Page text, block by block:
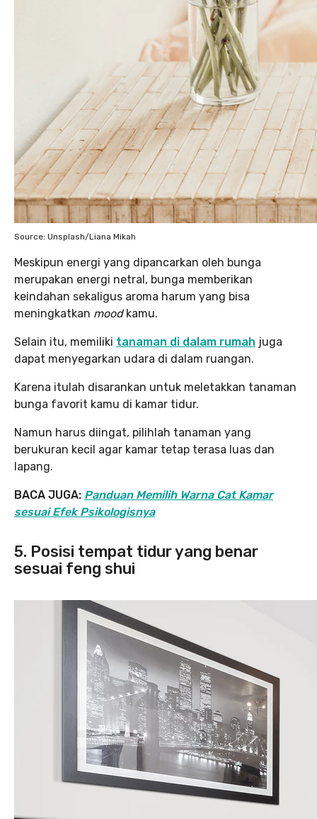
Source: Unsplash/Liana Mikah
Meskipun energi yang dipancarkan oleh bunga
merupakan energi netral, bunga memberikan
keindahan sekaligus aroma harum yang bisa
meningkatkan moodkamu.
Selain itu, memiliki tanaman di dalam rumah juga
dapat menyegarkan udara di dalam ruangan.
Karena itulah disarankan untuk meletakkan tanaman
bunga favorit kamu di kamar tidur.
Namun harus diingat, pilihlah tanaman yang
berukuran kecil agar kamar tetap terasa luas dan
lapang.
BACA JUGA: Panduan Memilih Warna Cat Kamar
sesuai Efek Psikologisnya
5. Posisi tempat tidur yang benar
sesuai feng shui